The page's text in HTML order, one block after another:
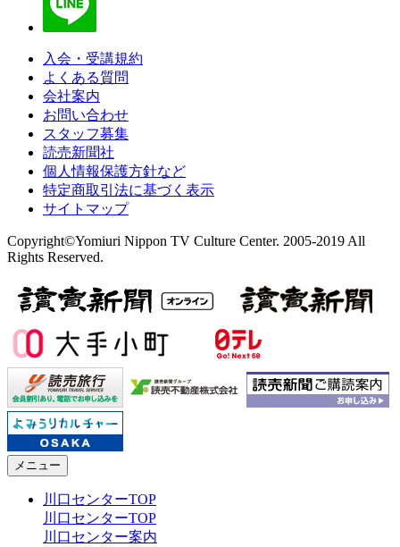
入会・受講規約
よくある質問
会社案内
お問い合わせ
スタッフ募集
読売新聞社
個人情報保護方針など
特定商取引法に基づく表示
サイトマップ
Copyright©Yomiuri Nippon TV Culture Center. 2005-2019 All
Rights Reserved.
メニュー
川口センターTOP
川口センターTOP
川口センター案内